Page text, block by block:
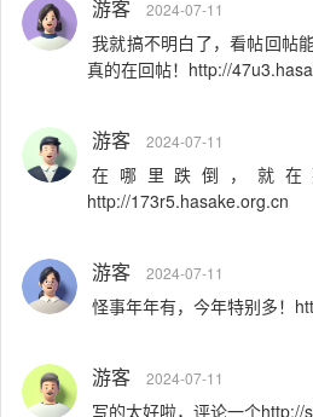
游客 2024-07-11
我就搞不明白了，看帖回帖
真的在回帖！http://
游客 2024-07-11
在哪里跌倒，就在
http://173r5.hasake.org.cn
游客 2024-07-11
怪事年年有，今年特别多！
游客 2024-07-11
写的太好啦，评论一个http://